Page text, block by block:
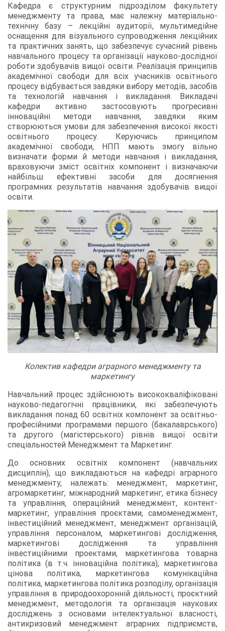
Кафедра є структурним підрозділом факультету
менеджменту та права, має належну матеріально-
технічну базу – лекційні аудиторії, мультимедійне
оснащення для візуального супроводження лекційних
та практичних занять, що забезпечує сучасний рівень
навчального процесу та організації науково-дослідної
роботи здобувачів вищої освіти. Реалізація принципів
академічної свободи для всіх учасників освітнього
процесу відбувається завдяки вибору методів, засобів
та технологій навчання і викладання. Викладачі
кафедри активно застосовують прогресивні
інноваційні методи навчання, завдяки яким
створюються умови для забезпечення високої якості
освітнього процесу. Керуючись принципом
академічної свободи, НПП мають змогу вільно
визначати форми й методи навчання і викладання,
враховуючи зміст освітніх компонент і визначаючи
найбільш ефективні засоби для досягнення
програмних результатів навчання здобувачів вищої
освіти.
Колектив кафедри аграрного менеджменту та
маркетингу
Навчальний процес здійснюють висококваліфіковані
науково-педагогічні працівники, які забезпечують
викладання понад 60 освітніх компонент за освітньо-
професійними програмами першого (бакалаврського)
та другого (магістерського) рівнів вищої освіти
спеціальностей Менеджмент та Маркетинг.
До основних освітніх компонент (навчальних
дисциплін), що викладаються на кафедрі аграрного
менеджменту, належать: менеджмент, маркетинг,
агромаркетинг, міжнародний маркетинг, етика бізнесу
та управління, операційний менеджмент, контент-
маркетинг, управління проєктами, самоменеджмент,
інвестиційний менеджмент, менеджмент організацій,
управління персоналом, маркетингові дослідження,
маркетингові дослідження та управління
інвестиційними проектами, маркетингова товарна
політика (в т.ч. інноваційна політика), маркетингова
цінова політика, маркетингова комунікаційна
політика, маркетингова політика розподілу, організація
управління в природоохоронній діяльності, проєктний
менеджмент, методологія та організація наукових
досліджень з основами інтелектуальної власності,
антикризовий менеджмент аграрних підприємств,